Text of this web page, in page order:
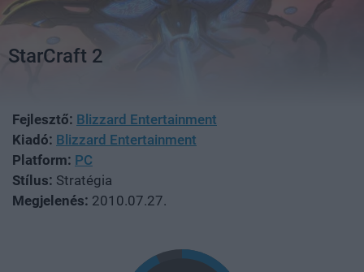
StarCraft 2
Fejlesztő: Blizzard Entertainment
Kiadó: Blizzard Entertainment
Platform: PC
Stílus: Stratégia
Megjelenés: 2010.07.27.